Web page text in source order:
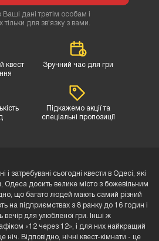
дані третім особам і
тільки для зв'язку з вами.
квест
Зручний час для гри
Підкажемо акції та
спеціальні пропозиції
і затребувані сьогодні квести в Одесі, які
Одеса досить велике місто з божевільним
що багато людей мають самий різний
на підприємствах з 8 ранку до 16 годин і
вечір для улюбленої гри. Інші ж
«12 через 12», і для них найкращий
Відповідно, нічні квест-кімнати - це